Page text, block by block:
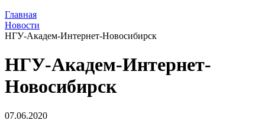
Главная
Новости
НГУ-Академ-Интернет-Новосибирск
НГУ-Академ-Интернет-
Новосибирск
07.06.2020